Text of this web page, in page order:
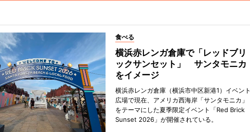
食べる
横浜赤レンガ倉庫で「レッドブリ
ックサンセット」 サンタモニカ
をイメージ
横浜赤レンガ倉庫（横浜市中区新港1）イベント
広場で現在、アメリカ西海岸「サンタモニカ」
をテーマにした夏季限定イベント「Red Brick
Sunset 2026」が開催されている。